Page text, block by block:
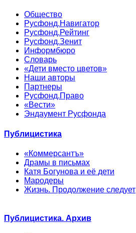
Общество
Русфонд.Навигатор
Русфонд.Рейтинг
Русфонд.Зенит
Информбюро
Словарь
«Дети вместо цветов»
Наши авторы
Партнеры
Русфонд.Право
«Вести»
Эндаумент Русфонда
Публицистика
«Коммерсантъ»
Драмы в письмах
Катя Богунова и её дети
Мародеры
Жизнь. Продолжение следует
Публицистика. Архив